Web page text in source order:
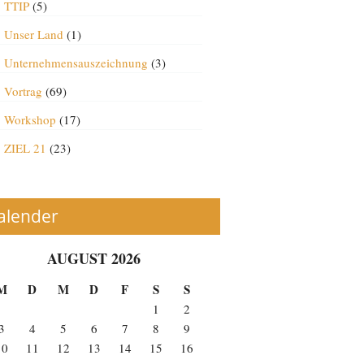
TTIP(5)
Unser Land (1)
Unternehmensauszeichnung (3)
Vortrag (69)
Workshop (17)
ZIEL 21 (23)
AUGUST 2026
D M D F S S
1
2
4 5 6 7 8
9
11 12 13 14 15
16